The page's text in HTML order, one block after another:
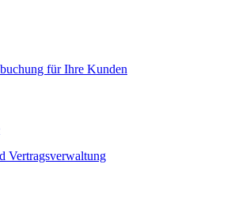
für Ihre Kunden
Vertragsverwaltung